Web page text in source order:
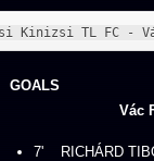
Kinizsi TL FC -
GOALS
Vác
7'
RICHÁRD